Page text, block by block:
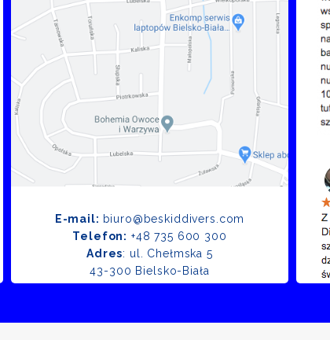
E-mail: biuro@beskiddivers.com
Telefon: +48 735 600 300
Adres: ul. Chełmska 5
43-300 Bielsko-Biała